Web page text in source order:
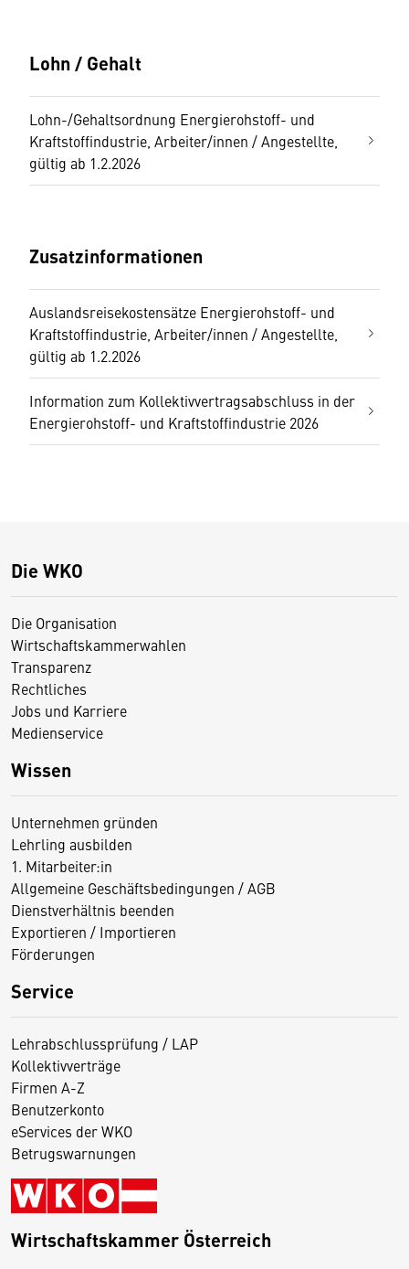
Lohn / Gehalt
Lohn-/Gehaltsordnung Energierohstoff- und
Kraftstoffindustrie, Arbeiter/innen / Angestellte,
gültig ab 1.2.2026
Zusatzinformationen
Auslandsreisekostensätze Energierohstoff- und
Kraftstoffindustrie, Arbeiter/innen / Angestellte,
gültig ab 1.2.2026
Information zum Kollektivvertragsabschluss in der
Energierohstoff- und Kraftstoffindustrie 2026
Die WKO
Die Organisation
Wirtschaftskammerwahlen
Transparenz
Rechtliches
Jobs und Karriere
Medienservice
Wissen
Unternehmen gründen
Lehrling ausbilden
1. Mitarbeiter:in
Allgemeine Geschäftsbedingungen / AGB
Dienstverhältnis beenden
Exportieren / Importieren
Förderungen
Service
Lehrabschlussprüfung / LAP
Kollektivverträge
Firmen A-Z
Benutzerkonto
eServices der WKO
Betrugswarnungen
Wirtschaftskammer Österreich